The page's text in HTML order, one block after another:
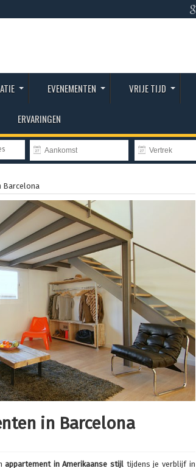
EVENEMENTEN VRIJE TIJD
ERVARINGEN
Barcelona
in Barcelona
appartement in Amerikaanse stijl tijdens je verblijf in